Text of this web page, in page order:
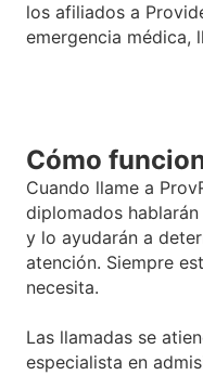
los afiliados a
emergencia médica,
Cómo
Cuando llame a
diplomados
y lo ayudarán a
atención. Siempre
necesita.
Las llamadas se
especialista en